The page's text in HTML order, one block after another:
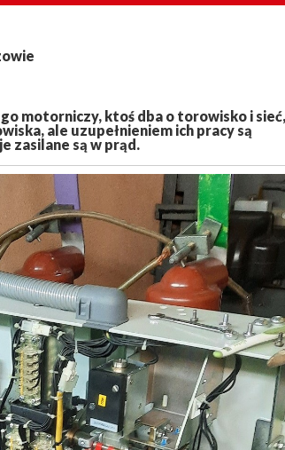
motorniczy, ktoś dba o torowisko i sieć,
ale uzupełnieniem ich pracy są
zasilane są w prąd.